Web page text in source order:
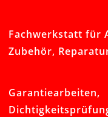
Fachwerkstatt für
Zubehör,
Garantiearbeiten,